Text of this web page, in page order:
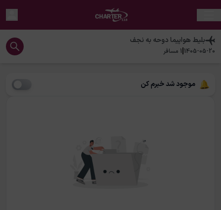
بلیط هواپیمادوحه به نجف
1405-05-20
|
1 مسافر
موجود شد خبرم کن